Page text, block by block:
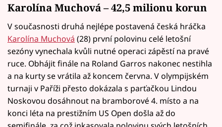
Karolína Muchová – 42,5 milionu korun
V současnosti druhá nejlépe postavená česká hráčka
Karolína Muchová (28) první polovinu celé letošní
sezóny vynechala kvůli nutné operaci zápěstí na pravé
ruce. Obhájit finále na Roland Garros nakonec nestihla
a na kurty se vrátila až koncem června. V olympijském
turnaji v Paříži přesto dokázala s parťačkou Lindou
Noskovou dosáhnout na bramborové 4. místo a na
konci léta na prestižním US Open došla až do